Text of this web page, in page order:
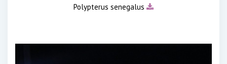
Polypterus senegalus